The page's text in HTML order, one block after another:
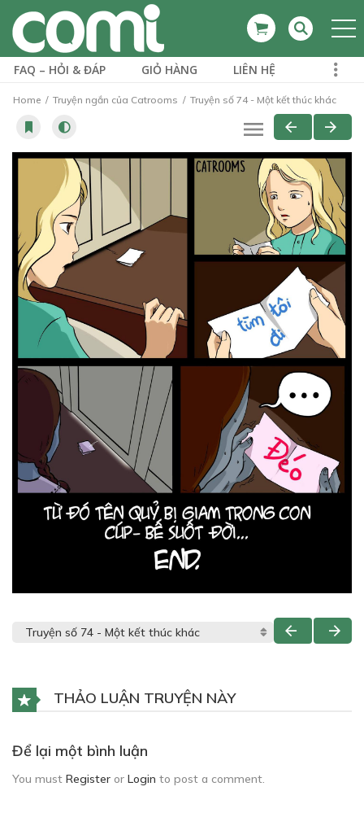
FAQ – HỎI & ĐÁP GIỎ HÀNG LIÊN HỆ
Home Truyện ngắn của Catrooms Truyện số 74 - Một kết thúc khác
THẢO LUẬN TRUYỆN NÀY
Để lại một bình luận
You must Register or Login to post a comment.